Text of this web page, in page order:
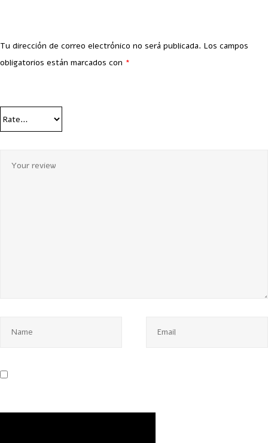
Tu dirección de correo electrónico no será publicada. Los campos
obligatorios están marcados con *